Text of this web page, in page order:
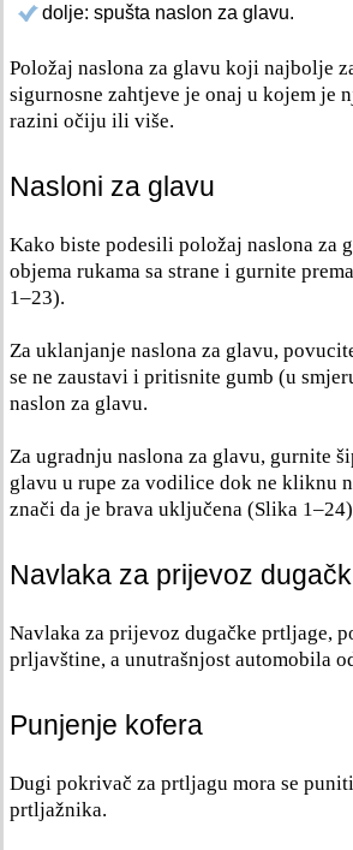
dolje: spušta naslon za glavu.
Položaj naslona za glavu koji najbolje
sigurnosne zahtjeve je onaj u kojem je
razini očiju ili više.
Nasloni za glavu
Kako biste podesili položaj naslona za
objema rukama sa strane i gurnite
1–23).
Za uklanjanje naslona za glavu,
se ne zaustavi i pritisnite gumb (u
naslon za glavu.
Za ugradnju naslona za glavu, gurnite
glavu u rupe za vodilice dok ne kliknu
znači da je brava uključena (Slika
Navlaka za prijevoz
Navlaka za prijevoz dugačke prtljage,
prljavštine, a unutrašnjost automobila
Punjenje kofera
Dugi pokrivač za prtljagu mora se puniti
prtljažnika.